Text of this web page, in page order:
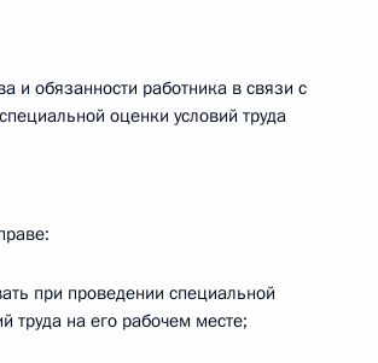
и обязанности работника в связи с
оценки условий труда
при проведении специальной
труда на его рабочем месте;